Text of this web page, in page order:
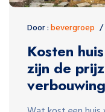
Door :bevergroep
Kosten
zijn de